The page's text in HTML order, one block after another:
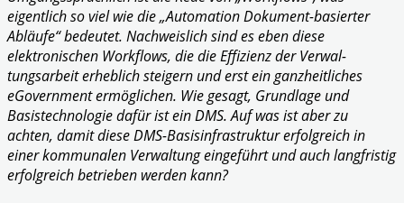
eigentlich so viel wie die „Automation Dokument-basierter
Abläufe“ bedeutet. Nachweislich sind es eben diese
elektronischen Workflows, die die Effizienz der Verwal-
tungsarbeit erheblich steigern und erst ein ganzheitliches
eGovernment ermöglichen. Wie gesagt, Grundlage und
Basistechnologie dafür ist ein DMS. Auf was ist aber zu
achten, damit diese DMS-Basisinfrastruktur erfolgreich in
einer kommunalen Verwaltung eingeführt und auch langfristig
erfolgreich betrieben werden kann?